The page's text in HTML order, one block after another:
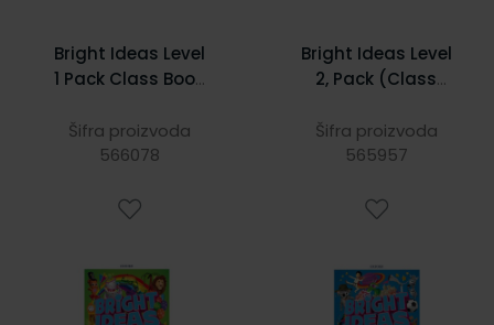
Bright Ideas Level
1 Pack Class Book
Šifra proizvoda
566078
Bright Ideas Level
2, Pack (Class
Šifra proizvoda
565957